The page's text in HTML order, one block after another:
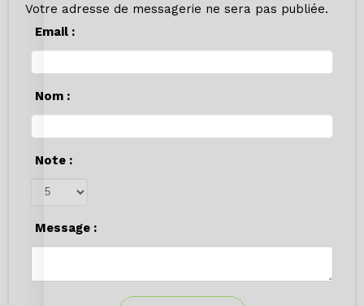
Votre adresse de messagerie ne sera pas publiée.
Email :
Nom :
Note :
Message :